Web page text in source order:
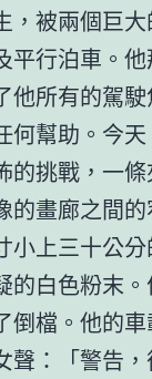
，被兩個巨
平行泊車。
他所有的駕
何幫助。今
的挑戰，一
的畫廊之間
小上三十公
的白色粉末
倒檔。他的
聲：「警告